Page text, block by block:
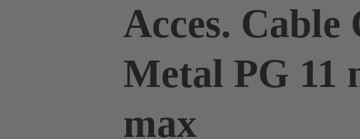
Acces. Cable
Metal PG 11
max